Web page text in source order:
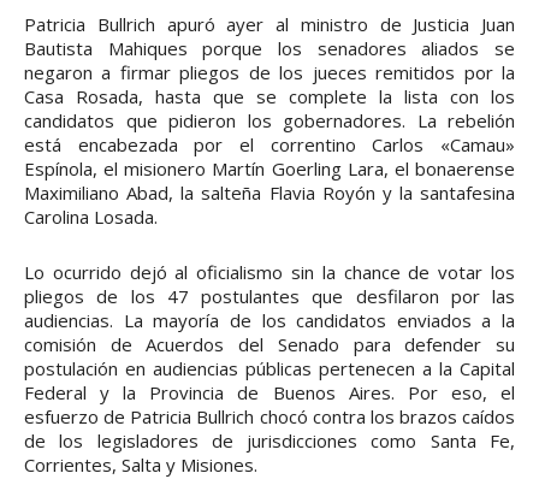
Patricia Bullrich apuró ayer al ministro de Justicia Juan
Bautista Mahiques porque los senadores aliados se
negaron a firmar pliegos de los jueces remitidos por la
Casa Rosada, hasta que se complete la lista con los
candidatos que pidieron los gobernadores. La rebelión
está encabezada por el correntino Carlos «Camau»
Espínola, el misionero Martín Goerling Lara, el bonaerense
Maximiliano Abad, la salteña Flavia Royón y la santafesina
Carolina Losada.
Lo ocurrido dejó al oficialismo sin la chance de votar los
pliegos de los 47 postulantes que desfilaron por las
audiencias. La mayoría de los candidatos enviados a la
comisión de Acuerdos del Senado para defender su
postulación en audiencias públicas pertenecen a la Capital
Federal y la Provincia de Buenos Aires. Por eso, el
esfuerzo de Patricia Bullrich chocó contra los brazos caídos
de los legisladores de jurisdicciones como Santa Fe,
Corrientes, Salta y Misiones.